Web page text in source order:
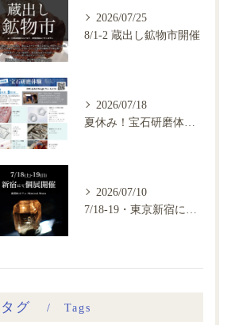
2026/07/25
8/1-2 蔵出し鉱物市開催
2026/07/18
2026/07/10
タグ Tags